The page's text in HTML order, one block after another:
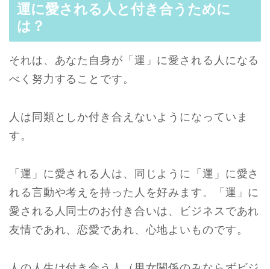
運に愛される人と付き合うために
は？
それは、あなた自身が「運」に愛される人になる
べく努力することです。
人は同類としか付き合えないようになっていま
す。
「運」に愛される人は、同じように「運」に愛さ
れる言動や考えを持った人を好みます。「運」に
愛される人同士のお付き合いは、ビジネスであれ
友情であれ、恋愛であれ、心地よいものです。